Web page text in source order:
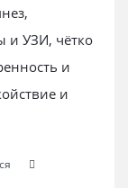
и УЗИ, чётко
и
и